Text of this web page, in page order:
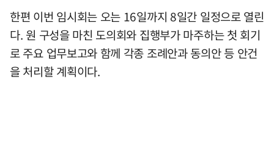
한편 이번 임시회는 오는 16일까지 8일간 일정으로 열린
다. 원 구성을 마친 도의회와 집행부가 마주하는 첫 회기
로 주요 업무보고와 함께 각종 조례안과 동의안 등 안건
을 처리할 계획이다.